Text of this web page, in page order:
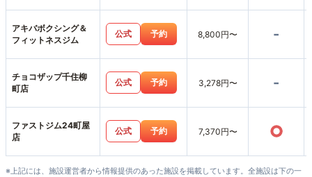
アキバボクシング＆
フィットネスジム
公式 予約 8,800円〜 -
チョコザップ千住柳
町店
公式 予約 3,278円〜 -
ファストジム24町屋
店
公式 予約 7,370円〜 ○
※上記には、施設運営者から情報提供のあった施設を掲載しています。全施設は下の一